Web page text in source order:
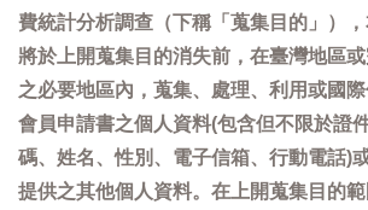
費統計分析調查（下稱「蒐集目的」）
將於上開蒐集目的消失前，在臺灣地區
之必要地區內，蒐集、處理、利用或國
會員申請書之個人資料(包含但不限於證
碼、姓名、性別、電子信箱、行動電話)
提供之其他個人資料。在上開蒐集目的